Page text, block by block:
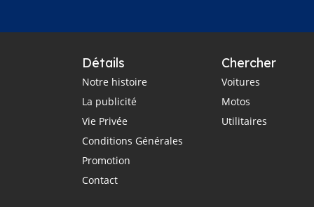
Détails
Notre histoire
La publicité
Vie Privée
Conditions Générales
Promotion
Contact
Chercher
Voitures
Motos
Utilitaires